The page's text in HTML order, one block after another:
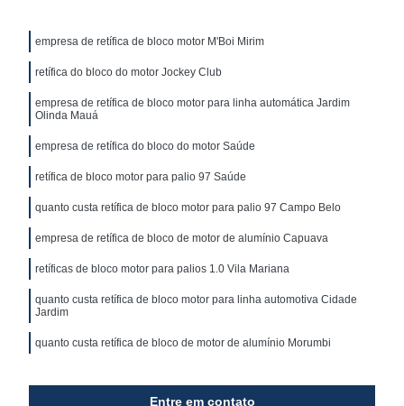
empresa de retífica de bloco motor M'Boi Mirim
retífica do bloco do motor Jockey Club
empresa de retífica de bloco motor para linha automática Jardim
Olinda Mauá
empresa de retífica do bloco do motor Saúde
retífica de bloco motor para palio 97 Saúde
quanto custa retífica de bloco motor para palio 97 Campo Belo
empresa de retífica de bloco de motor de alumínio Capuava
retíficas de bloco motor para palios 1.0 Vila Mariana
quanto custa retífica de bloco motor para linha automotiva Cidade
Jardim
quanto custa retífica de bloco de motor de alumínio Morumbi
Entre em contato